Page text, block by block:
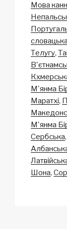
Мова
словацька
Телугу
М'янма
Маратхі
М'янма
Сербська
Шона